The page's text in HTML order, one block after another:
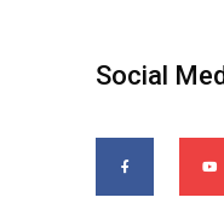
Social